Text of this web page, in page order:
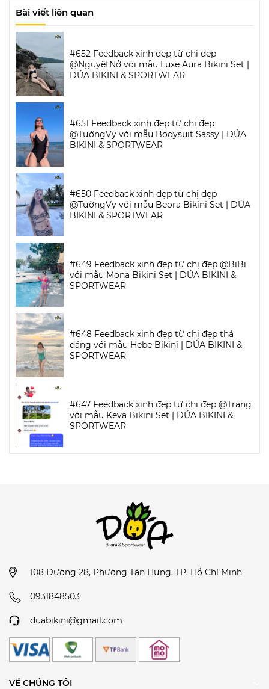
Bài viết liên quan
#652 Feedback xinh đẹp từ chị đẹp
@NguyệtNở với mẫu Luxe Aura Bikini Set |
DỨA BIKINI & SPORTWEAR
#651 Feedback xinh đẹp từ chị đẹp
@TườngVy với mẫu Bodysuit Sassy | DỨA
BIKINI & SPORTWEAR
#650 Feedback xinh đẹp từ chị đẹp
@TườngVy với mẫu Beora Bikini Set | DỨA
BIKINI & SPORTWEAR
#649 Feedback xinh đẹp từ chị đẹp @BiBi
với mẫu Mona Bikini Set | DỨA BIKINI &
SPORTWEAR
#648 Feedback xinh đẹp từ chị đẹp thả
dáng với mẫu Hebe Bikini | DỨA BIKINI &
SPORTWEAR
#647 Feedback xinh đẹp từ chị đẹp @Trang
với mẫu Keva Bikini Set | DỨA BIKINI &
SPORTWEAR
108 Đường 28, Phường Tân Hưng, TP. Hồ Chí Minh
0931848503
duabikini@gmail.com
VỀ CHÚNG TÔI